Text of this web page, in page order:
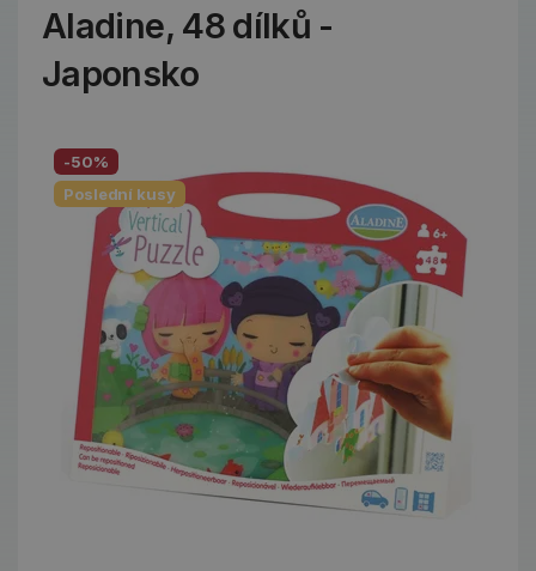
Aladine, 48 dílků -
Japonsko
-50%
Poslední kusy